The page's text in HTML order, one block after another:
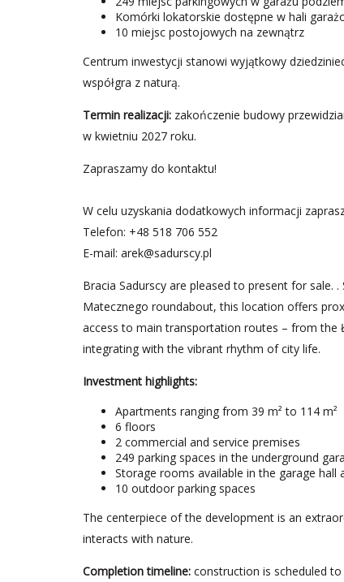
Komórki lokatorskie dostępne w hali
10 miejsc postojowych na zewnątrz
Centrum inwestycji stanowi wyjątkowy
współgra z naturą.
Termin realizacji: zakończenie budowy
w kwietniu 2027 roku.
Zapraszamy do kontaktu!
W celu uzyskania dodatkowych informacji
Telefon: +48 518 706 552
E-mail: arek@sadurscy.pl
Bracia Sadurscy are pleased to present for
Matecznego roundabout, this location offers
access to main transportation routes – from the
integrating with the vibrant rhythm of city life.
Investment highlights:
Apartments ranging from 39 m² to 114 m²
6 floors
2 commercial and service premises
249 parking spaces in the underground
Storage rooms available in the garage hall
10 outdoor parking spaces
The centerpiece of the development is an
interacts with nature.
Completion timeline: construction is scheduled